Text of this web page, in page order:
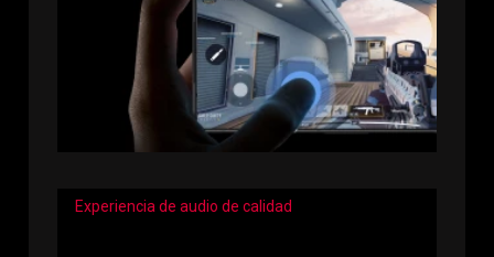
Experiencia de audio de calidad